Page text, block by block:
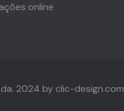
online
2024 by clic-design.com